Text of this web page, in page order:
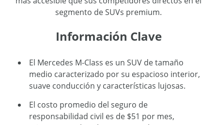
segmento de SUVs premium.
Información Clave
El Mercedes M-Class es un SUV de tamaño
medio caracterizado por su espacioso interior,
suave conducción y características lujosas.
El costo promedio del seguro de
responsabilidad civil es de $51 por mes,